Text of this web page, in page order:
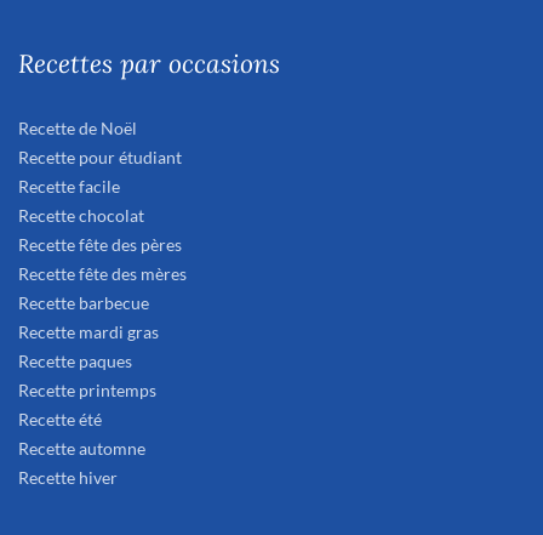
Recettes par occasions
Recette de Noël
Recette pour étudiant
Recette facile
Recette chocolat
Recette fête des pères
Recette fête des mères
Recette barbecue
Recette mardi gras
Recette paques
Recette printemps
Recette été
Recette automne
Recette hiver